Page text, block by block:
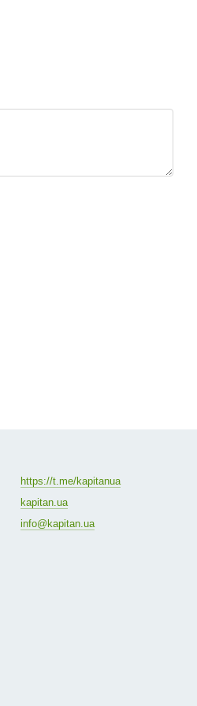
https://t.me/kapitanua
kapitan.ua
info@kapitan.ua